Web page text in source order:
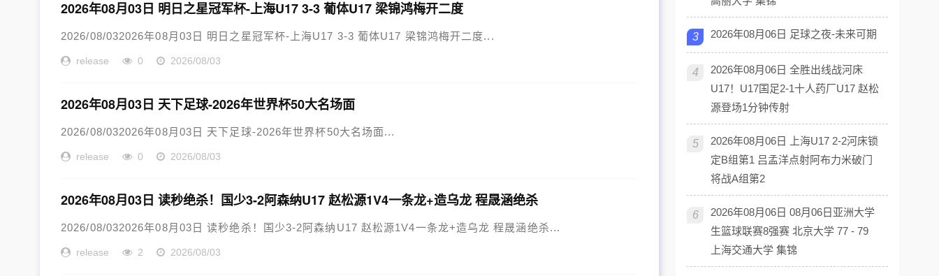
2026年08月03日 明日之星冠军杯-上海U17 3-3 葡体U17 梁锦鸿梅开二度
2026/08/032026年08月03日 明日之星冠军杯-上海U17 3-3 葡体U17 梁锦鸿梅开二度...
release 0 2026/08/03
2026年08月03日 天下足球-2026年世界杯50大名场面
2026/08/032026年08月03日 天下足球-2026年世界杯50大名场面...
release 0 2026/08/03
2026年08月03日 读秒绝杀！国少3-2阿森纳U17 赵松源1V4一条龙+造乌龙 程晟涵绝杀
2026/08/032026年08月03日 读秒绝杀！国少3-2阿森纳U17 赵松源1V4一条龙+造乌龙 程晟涵绝杀...
release 2 2026/08/03
3 2026年08月06日 足球之夜-未来可期
4
2026年08月06日 全胜出线战河床
U17！U17国足2-1十人药厂U17 赵松
源登场1分钟传射
5
2026年08月06日 上海U17 2-2河床锁
定B组第1 吕孟洋点射阿布力米破门
将战A组第2
6
2026年08月06日 08月06日亚洲大学
生篮球联赛8强赛 北京大学 77 - 79
上海交通大学 集锦